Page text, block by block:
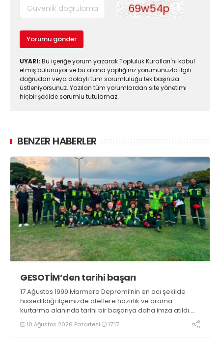
Yorumu gönder
UYARI: Bu içeriğe yorum yazarak Topluluk Kuralları'nı kabul
etmiş bulunuyor ve bu alana yaptığınız yorumunuzla ilgili
doğrudan veya dolaylı tüm sorumluluğu tek başınıza
üstleniyorsunuz. Yazılan tüm yorumlardan site yönetimi
hiçbir şekilde sorumlu tutulamaz.
BENZER HABERLER
GESOTİM’den tarihi başarı
17 Ağustos 1999 Marmara Depremi’nin en acı şekilde
hissedildiği ilçemizde afetlere hazırlık ve arama-
kurtarma alanında tarihi bir başarıya daha imza atıldı.
Gölcük Arama Kurtarma Derneği (GESOTİM),
bünyesindeki 4. arama-kurtarma ekibinin akreditasyon
10 Ağustos 2026 Pazartesi 17:17